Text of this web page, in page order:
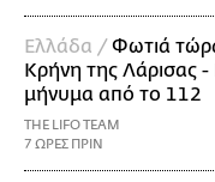
Ελλάδα /Φωτιά
Κρήνη της Λάρισας -
μήνυμα από το 112
THE LIFO TEAM
7 ΩΡΕΣ ΠΡΙΝ